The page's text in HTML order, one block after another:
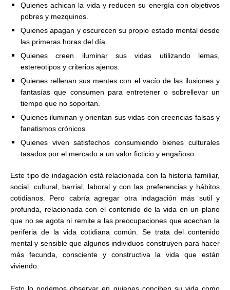
Quienes achican la vida y reducen su energía con objetivos
pobres y mezquinos.
Quienes apagan y oscurecen su propio estado mental desde
las primeras horas del día.
Quienes creen iluminar sus vidas utilizando lemas,
estereotipos y criterios ajenos.
Quienes rellenan sus mentes con el vacío de las ilusiones y
fantasías que consumen para entretener o sobrellevar un
tiempo que no soportan.
Quienes iluminan y orientan sus vidas con creencias falsas y
fanatismos crónicos.
Quienes viven satisfechos consumiendo bienes culturales
tasados por el mercado a un valor ficticio y engañoso.
Este tipo de indagación está relacionada con la historia familiar,
social, cultural, barrial, laboral y con las preferencias y hábitos
cotidianos. Pero cabría agregar otra indagación más sutil y
profunda, relacionada con el contenido de la vida en un plano
que no se agota ni remite a las preocupaciones que acechan la
periferia de la vida cotidiana común. Se trata del contenido
mental y sensible que algunos individuos construyen para hacer
más fecunda, consciente y constructiva la vida que están
viviendo.